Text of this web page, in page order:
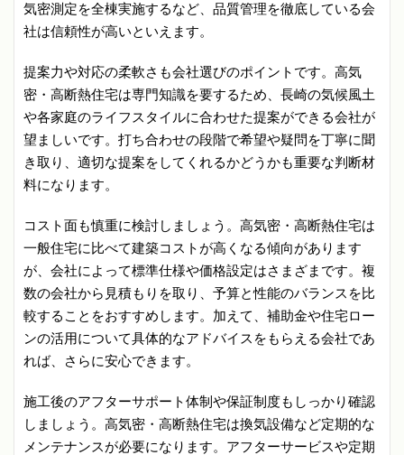
気密測定を全棟実施するなど、品質管理を徹底している会
社は信頼性が高いといえます。
提案力や対応の柔軟さも会社選びのポイントです。高気
密・高断熱住宅は専門知識を要するため、長崎の気候風土
や各家庭のライフスタイルに合わせた提案ができる会社が
望ましいです。打ち合わせの段階で希望や疑問を丁寧に聞
き取り、適切な提案をしてくれるかどうかも重要な判断材
料になります。
コスト面も慎重に検討しましょう。高気密・高断熱住宅は
一般住宅に比べて建築コストが高くなる傾向があります
が、会社によって標準仕様や価格設定はさまざまです。複
数の会社から見積もりを取り、予算と性能のバランスを比
較することをおすすめします。加えて、補助金や住宅ロー
ンの活用について具体的なアドバイスをもらえる会社であ
れば、さらに安心できます。
施工後のアフターサポート体制や保証制度もしっかり確認
しましょう。高気密・高断熱住宅は換気設備など定期的な
メンテナンスが必要になります。アフターサービスや定期